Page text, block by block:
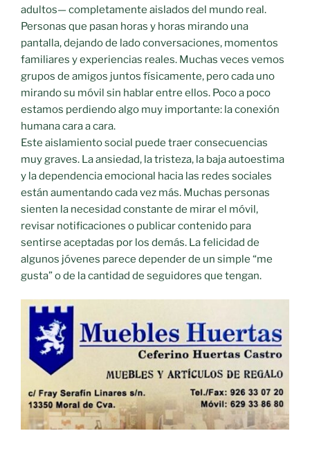
adultos— completamente aislados del mundo real.
Personas que pasan horas y horas mirando una
pantalla, dejando de lado conversaciones, momentos
familiares y experiencias reales. Muchas veces vemos
grupos de amigos juntos físicamente, pero cada uno
mirando su móvil sin hablar entre ellos. Poco a poco
estamos perdiendo algo muy importante: la conexión
humana cara a cara.
Este aislamiento social puede traer consecuencias
muy graves. La ansiedad, la tristeza, la baja autoestima
y la dependencia emocional hacia las redes sociales
están aumentando cada vez más. Muchas personas
sienten la necesidad constante de mirar el móvil,
revisar notificaciones o publicar contenido para
sentirse aceptadas por los demás. La felicidad de
algunos jóvenes parece depender de un simple “me
gusta” o de la cantidad de seguidores que tengan.